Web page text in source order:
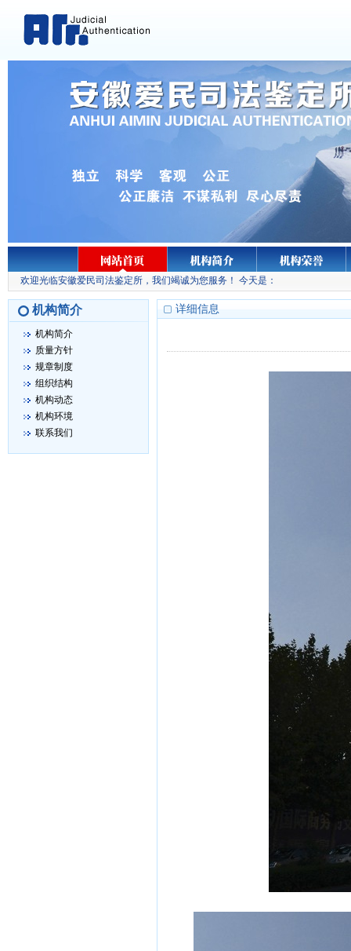
欢迎光临安徽爱民司法鉴定所，我们竭诚为您服务！ 今天是：
机构简介
机构简介
质量方针
规章制度
组织结构
机构动态
机构环境
联系我们
详细信息